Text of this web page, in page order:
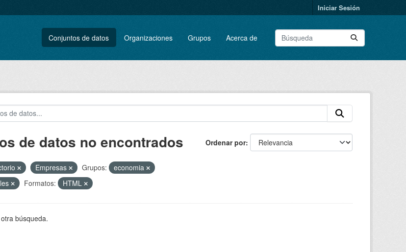
Iniciar Sesión
Conjuntos de datos Organizaciones Grupos Acerca de
Ordenar por
de datos no encontrados
Empresas Grupos:
economia
Formatos: HTML
búsqueda.